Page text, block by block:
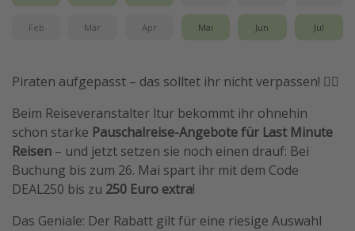
Hotels in Hamburg
Weitere Themen
Reise Journal
Familienurlaub in der Türkei
Rundreisen in Thailand
Bahnreisen in der Schweiz
Feb Mär Apr Mai Jun Jul
Piraten aufgepasst – das solltet ihr nicht verpassen! 🏴‍☠️
Beim Reiseveranstalter ltur bekommt ihr ohnehin
schon starke Pauschalreise-Angebote für Last Minute
Reisen – und jetzt setzen sie noch einen drauf: Bei
Buchung bis zum 26. Mai spart ihr mit dem Code
DEAL250 bis zu 250 Euro extra!
Das Geniale: Der Rabatt gilt für eine riesige Auswahl